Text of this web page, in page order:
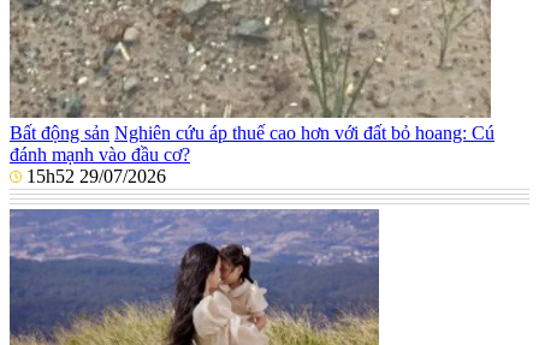
Bất động sản Nghiên cứu áp thuế cao hơn với đất bỏ hoang: Cú
đánh mạnh vào đầu cơ?
15h52 29/07/2026